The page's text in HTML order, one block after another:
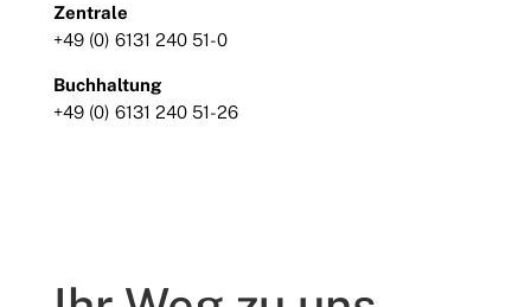
Zentrale
+49 (0) 6131 240 51-0
Buchhaltung
+49 (0) 6131 240 51-26